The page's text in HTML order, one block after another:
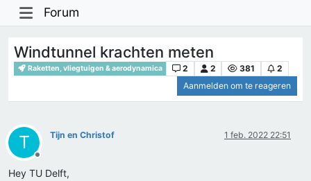
Forum
Windtunnel krachten meten
Raketten, vliegtuigen & aerodynamica 2 2 381
2
Aanmelden om te reageren
T
Offline
Tijn en Christof 1 feb. 2022 22:51
Hey TU Delft,